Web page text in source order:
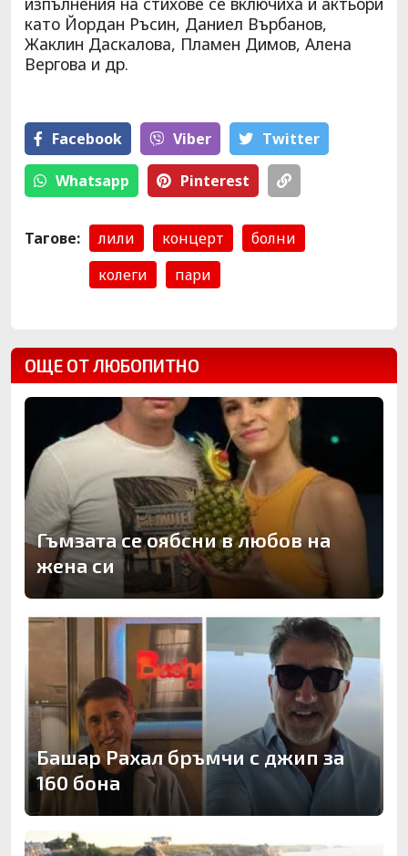
като Йордан Ръсин, Даниел Върбанов,
Жаклин Даскалова, Пламен Димов, Алена
Вергова и др.
Facebook Viber Тwitter
Whatsapp Pinterest
Тагове: лили концерт
болни
колеги
пари
ОЩЕ ОТ ЛЮБОПИТНО
Гъмзата се оябсни в любов на
жена си
Башар Рахал бръмчи с джип за
160 бона